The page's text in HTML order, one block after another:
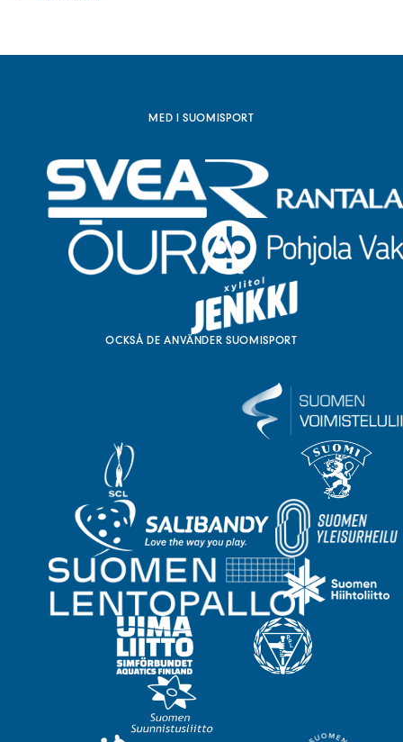
MED I SUOMISPORT
OCKSÅ DE ANVÄNDER SUOMISPORT